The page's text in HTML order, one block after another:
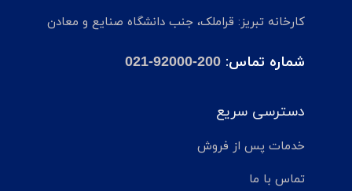
کارخانه تبریز: قراملک، جنب دانشگاه صنایع و معادن
شماره تماس: 021-92000-200
دسترسی سریع
خدمات پس از فروش
تماس با ما